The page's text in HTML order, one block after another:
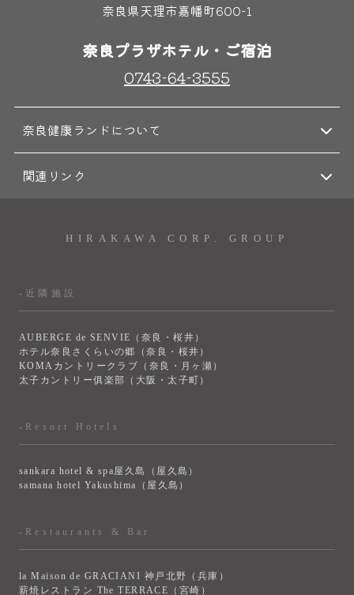
奈良県天理市嘉幡町600-1
奈良プラザホテル・ご宿泊
0743-64-3555
奈良健康ランドについて
関連リンク
HIRAKAWA CORP. GROUP
-近隣施設
AUBERGE de SENVIE（奈良・桜井）
ホテル奈良さくらいの郷（奈良・桜井）
KOMAカントリークラブ（奈良・月ヶ瀬）
太子カントリー俱楽部（大阪・太子町）
-Resort Hotels
sankara hotel & spa屋久島（屋久島）
samana hotel Yakushima（屋久島）
-Restaurants & Bar
la Maison de GRACIANI 神戸北野（兵庫）
薪焼レストラン The TERRACE（宮崎）